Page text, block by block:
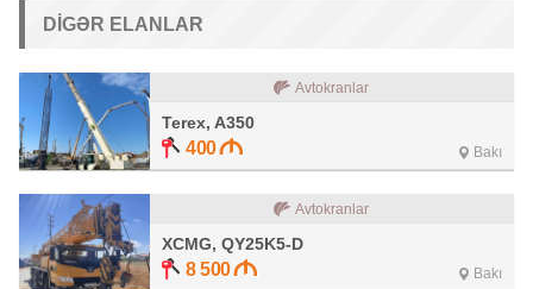
DIGƏR ELANLAR
Avtokranlar
Terex, A350
400 Bakı
Avtokranlar
XCMG, QY25K5-D
8 500 Bakı